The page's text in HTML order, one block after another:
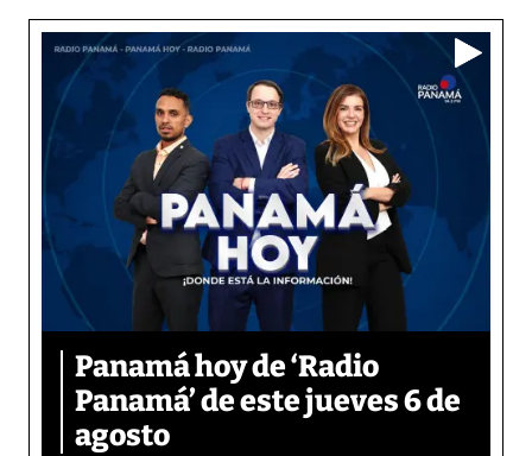
Panamá hoy de ‘Radio
Panamá’ de este jueves 6 de
agosto